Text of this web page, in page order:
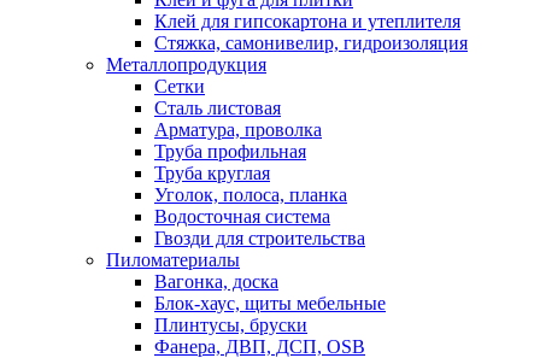
Клей для гипсокартона и утеплителя
Стяжка, самонивелир, гидроизоляция
Металлопродукция
Сетки
Сталь листовая
Арматура, проволка
Труба профильная
Труба круглая
Уголок, полоса, планка
Водосточная система
Гвозди для строительства
Пиломатериалы
Вагонка, доска
Блок-хаус, щиты мебельные
Плинтусы, бруски
Фанера, ДВП, ДСП, OSB